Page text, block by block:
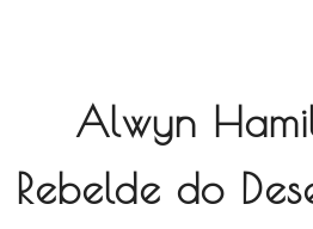
Alwyn
Rebelde do